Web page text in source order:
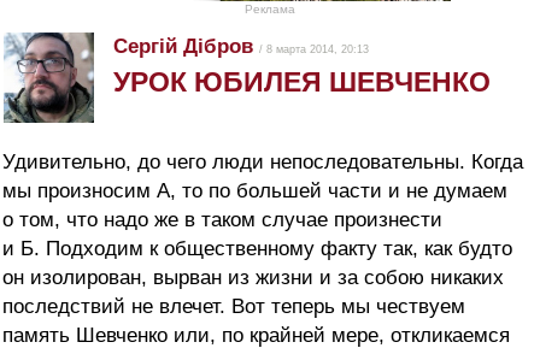
Реклама
Сергій Дібров / 8 марта 2014, 20:13
УРОК ЮБИЛЕЯ ШЕВЧЕНКО
Удивительно, до чего люди непоследовательны. Когда
мы произносим А, то по большей части и не думаем
о том, что надо же в таком случае произнести
и Б. Подходим к общественному факту так, как будто
он изолирован, вырван из жизни и за собою никаких
последствий не влечет. Вот теперь мы чествуем
память Шевченко или, по крайней мере, откликаемся